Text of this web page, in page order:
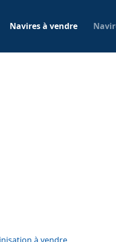
Navires à vendre